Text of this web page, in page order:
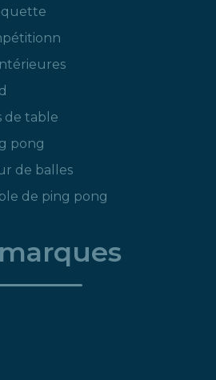
de table
pong
de balles
de ping pong